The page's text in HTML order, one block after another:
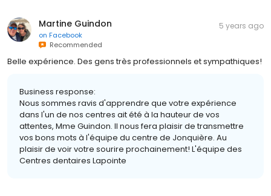
Martine Guindon
on Facebook
Recommended
5 years ago
Belle expérience. Des gens très professionnels et sympathiques!
Business response:
Nous sommes ravis d'apprendre que votre expérience
dans l'un de nos centres ait été à la hauteur de vos
attentes, Mme Guindon. Il nous fera plaisir de transmettre
vos bons mots à l'équipe du centre de Jonquière. Au
plaisir de voir votre sourire prochainement! L'équipe des
Centres dentaires Lapointe